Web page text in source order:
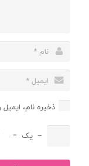
ذخیره نام،
− یک =